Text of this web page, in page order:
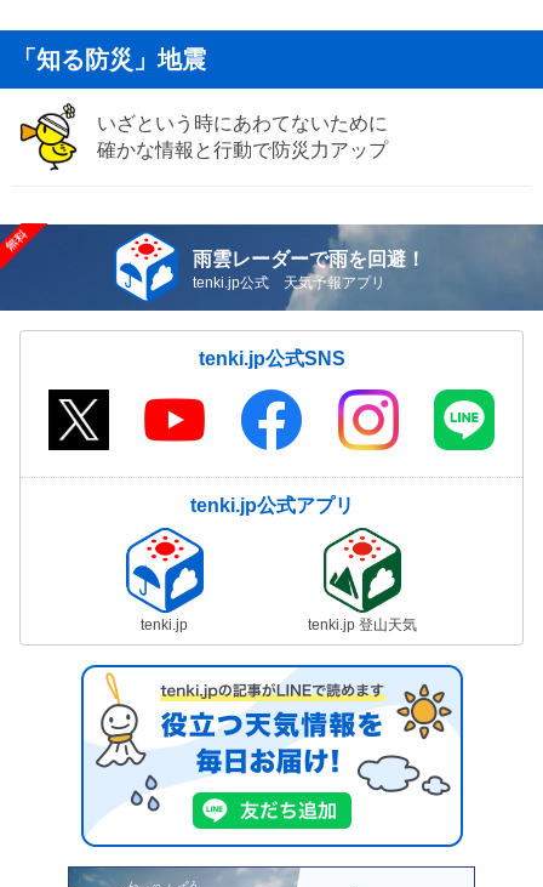
「知る防災」地震
いざという時にあわてないために
確かな情報と行動で防災力アップ
雨雲レーダーで雨を回避！
tenki.jp公式 天気予報アプリ
tenki.jp公式SNS
tenki.jp公式アプリ
tenki.jp tenki.jp 登山天気